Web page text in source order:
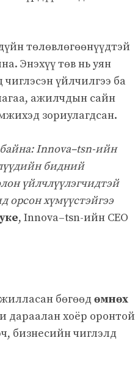
төлөвлөгөөнүүдтэй
Энэхүү төв нь уян
үйлчилгээ ба
ажилчдын сайн
зориулагдсан.
Innova–tsn-ийн
бидний
үйлчлүүлэгчидтэй
орсон хүмүүстэйгээ
, Innova–tsn-ийн CEO
бөгөөд өмнөх
дараалан хоёр оронтой
бизнесийн чиглэлд